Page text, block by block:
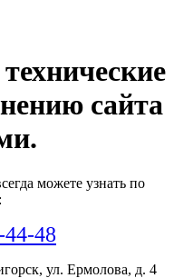
сайта
можете узнать по
48
ул. Ермолова, д. 4